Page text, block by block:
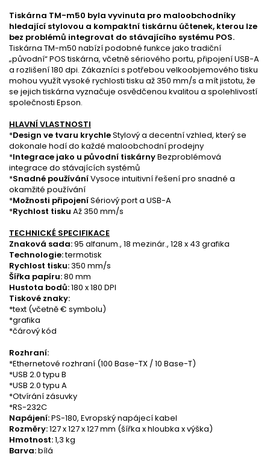
Tiskárna TM-m50 byla vyvinuta pro maloobchodníky
hledající stylovou a kompaktní tiskárnu účtenek, kterou lze
bez problémů integrovat do stávajícího systému POS.
Tiskárna TM-m50 nabízí podobné funkce jako tradiční
„původní“ POS tiskárna, včetně sériového portu, připojení USB-A
a rozlišení 180 dpi. Zákazníci s potřebou velkoobjemového tisku
mohou využít vysoké rychlosti tisku až 350 mm/s a mít jistotu, že
se jejich tiskárna vyznačuje osvědčenou kvalitou a spolehlivostí
společnosti Epson.
HLAVNÍ VLASTNOSTI
*Design ve tvaru krychleStylový a decentní vzhled, který se
dokonale hodí do každé maloobchodní prodejny
*Integrace jako u původní tiskárnyBezproblémová
integrace do stávajících systémů
*Snadné používáníVysoce intuitivní řešení pro snadné a
okamžité používání
*Možnosti připojeníSériový port a USB-A
*Rychlost tisku Až 350 mm/s
TECHNICKÉ SPECIFIKACE
Znaková sada:95 alfanum., 18 mezinár., 128 x 43 grafika
Technologie:termotisk
Rychlost tisku:350 mm/s
Šířka papíru:80 mm
Hustota bodů:180 x 180 DPI
Tiskové znaky:
*text (včetně € symbolu)
*grafika
*čárový kód
Rozhraní:
*Ethernetové rozhraní (100 Base-TX / 10 Base-T)
*USB 2.0 typu B
*USB 2.0 typu A
*Otvírání zásuvky
*RS-232C
Napájení:PS-180, Evropský napájecí kabel
Rozměry:127 x 127 x 127 mm (šířka x hloubka x výška)
Hmotnost:1,3 kg
Barva:bílá